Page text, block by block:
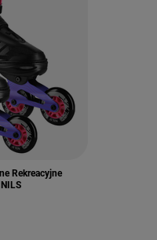
Rekreacyjne